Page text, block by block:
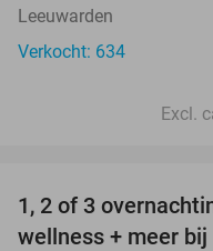
Leeuwarden
Verkocht: 634
Excl.
TODAY
1, 2 of 3
wellness + meer